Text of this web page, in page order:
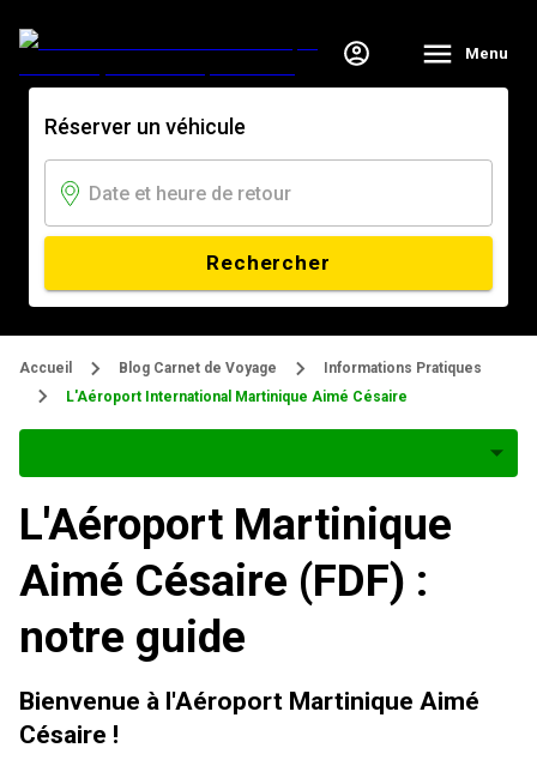
Menu
Réserver un véhicule
Rechercher
Accueil Blog Carnet de Voyage
Informations Pratiques
L'Aéroport International Martinique Aimé Césaire
L'Aéroport Martinique
Aimé Césaire (FDF) :
notre guide
Bienvenue à l'Aéroport Martinique Aimé
Césaire !